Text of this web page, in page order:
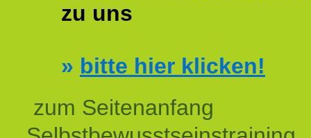
zu uns
» bitte hier klicken!
zum Seitenanfang